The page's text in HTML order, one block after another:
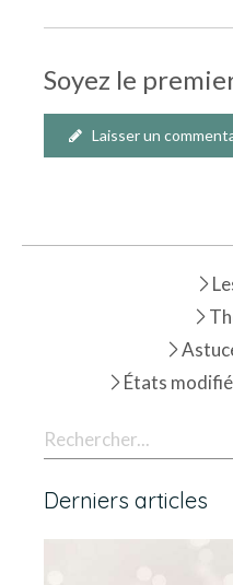
Soyez le
Laisser un
États
Rechercher
Derniers articles